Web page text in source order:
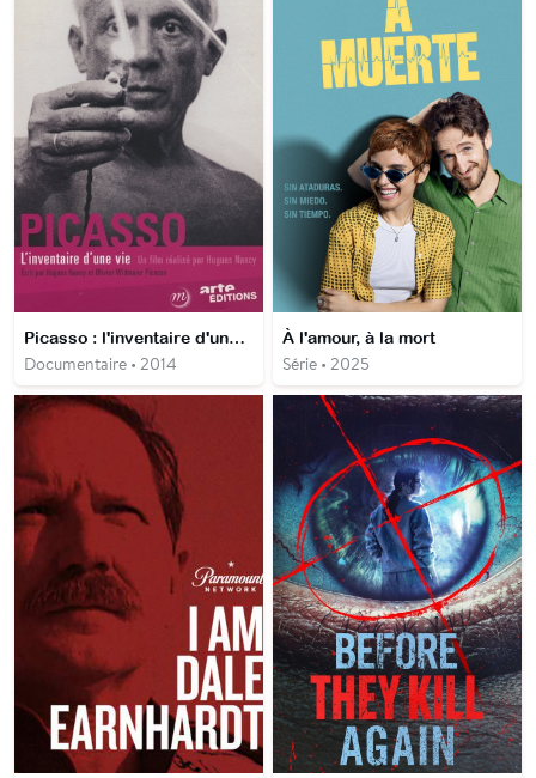
Picasso : l'inventaire d'une vie
Documentaire • 2014
À l'amour, à la mort
Série • 2025